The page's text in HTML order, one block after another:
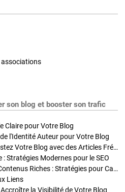
associations
son blog et booster son trafic
Claire pour Votre Blog
l'Identité Auteur pour Votre Blog
Stratégies de Publication : Boostez Votre Blog avec des Articles Fréquents et Exclusifs
: Stratégies Modernes pour le SEO
Enrichir Vos Articles avec des Contenus Riches : Stratégies pour Captiver et Optimiser
Liens
la Visibilité de Votre Blog